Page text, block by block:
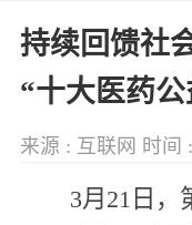
持续回馈社
“十大医药
来源 : 互联网 时间
3月21日，